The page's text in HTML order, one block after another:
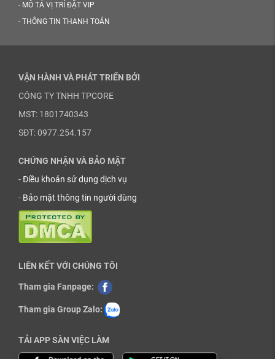
- MÔ TẢ VỊ TRÍ ĐẶT VIP
- THÔNG TIN THANH TOÁN
VẬN HÀNH VÀ PHÁT TRIỂN BỞI
CÔNG TY TNHH TPCORE
MST: 1801740343
SĐT: 0977.254.157
CHỨNG NHẬN VÀ BẢO MẬT
-Điều khoản sử dụng dịch vụ
- Bảo mật thông tin người dùng
LIÊN KẾT VỚI CHÚNG TÔI
Tham gia Fanpage:
Tham gia Group Zalo:
TẢI APP SÀN VIỆC LÀM